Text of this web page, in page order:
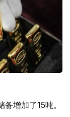
增加了15吨。